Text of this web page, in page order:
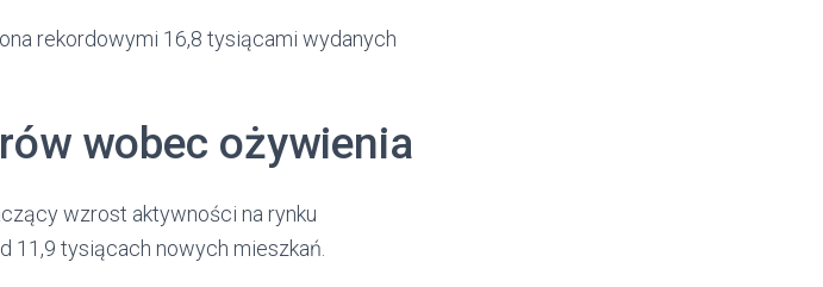
rekordowymi 16,8 tysiącami wydanych
wobec ożywienia
wzrost aktywności na rynku
11,9 tysiącach nowych mieszkań.